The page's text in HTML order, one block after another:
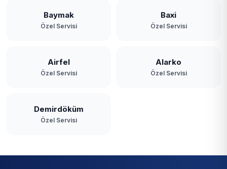
Baymak
Özel Servisi
Baxi
Özel Servisi
Airfel
Özel Servisi
Alarko
Özel Servisi
Demirdöküm
Özel Servisi